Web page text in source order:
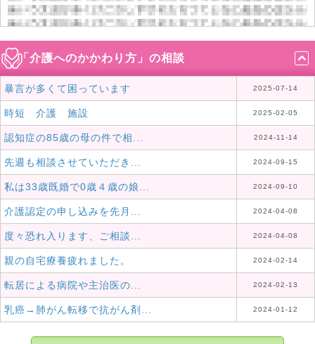
「介護へのかかわり方」の相談
暴言が多くて困っています 2025-07-14
時短 介護 施設 2025-02-05
認知症の85歳の母の件で相... 2024-11-14
先週も相談させていただき... 2024-09-15
私は33歳既婚で0歳４歳の娘... 2024-09-10
介護認定の申し込みを先月... 2024-04-08
度々恐れ入ります、ご相談... 2024-04-08
親の自宅療養疲れました。 2024-02-14
転居による病院や主治医の... 2024-02-13
乳癌→肺がん転移で抗がん剤... 2024-01-12